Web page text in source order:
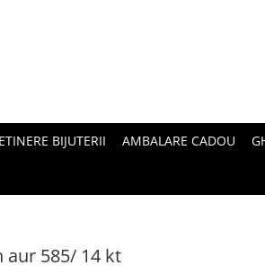
BIJUTERII AMBALARE CADOU
aur 585/ 14 kt